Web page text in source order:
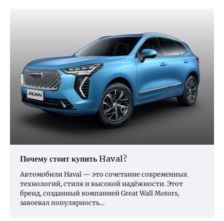
Почему стоит купить Haval?
Автомобили Haval — это сочетание современных
технологий, стиля и высокой надёжности. Этот
бренд, созданный компанией Great Wall Motors,
завоевал популярность…